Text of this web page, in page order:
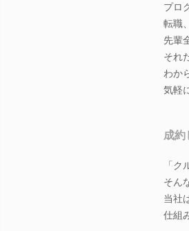
プロ
転職
先輩
それ
わか
気軽
成約
「
そん
当社
仕組